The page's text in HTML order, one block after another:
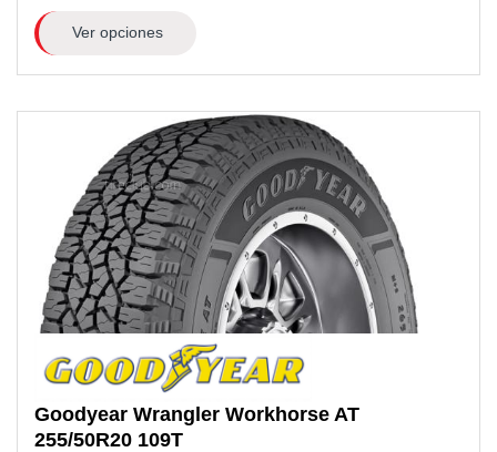
Ver opciones
Goodyear Wrangler Workhorse AT
255/50R20 109T